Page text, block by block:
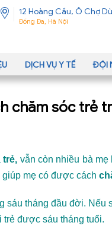
12 Hoàng Cầu, Ô Chợ
Đống Đa, Hà Nội
DỊCH VỤ Y TẾ ĐỘI
chăm sóc trẻ
trẻ, vẫn còn nhiều bà
mẹ có được cách
sáu tháng đầu đời.
trẻ được sáu tháng tuổi.